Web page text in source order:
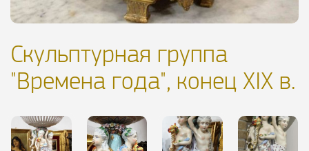
Скульптурная группа
"Времена года", конец XIX в.